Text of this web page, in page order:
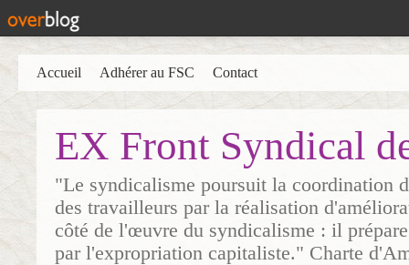
EX Front Syndical
"Le syndicalisme poursuit la coordination
des travailleurs par la réalisation
côté de l'œuvre du syndicalisme : il
par l'expropriation capitaliste." Charte
Accueil Adhérer au FSC Contact